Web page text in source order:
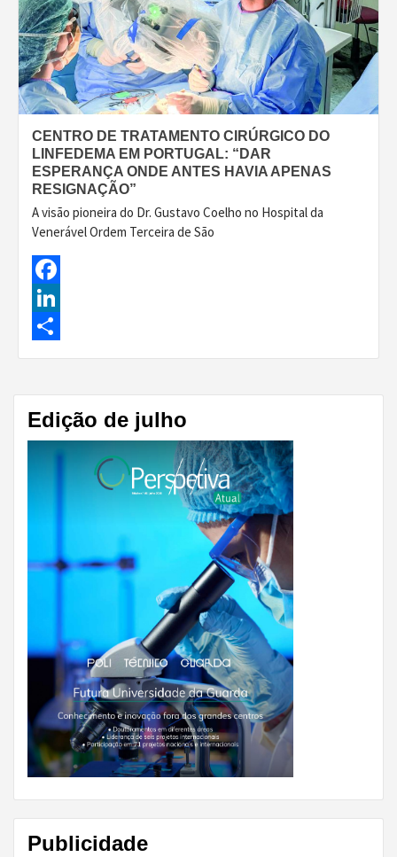
CENTRO DE TRATAMENTO CIRÚRGICO DO
LINFEDEMA EM PORTUGAL: “DAR
ESPERANÇA ONDE ANTES HAVIA APENAS
RESIGNAÇÃO”
A visão pioneira do Dr. Gustavo Coelho no Hospital da
Venerável Ordem Terceira de São
Facebook
LinkedIn
Share
Edição de julho
Publicidade